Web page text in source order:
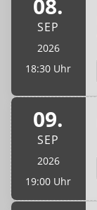
08.
SEP
2026
18:30 Uhr
09.
SEP
2026
19:00 Uhr